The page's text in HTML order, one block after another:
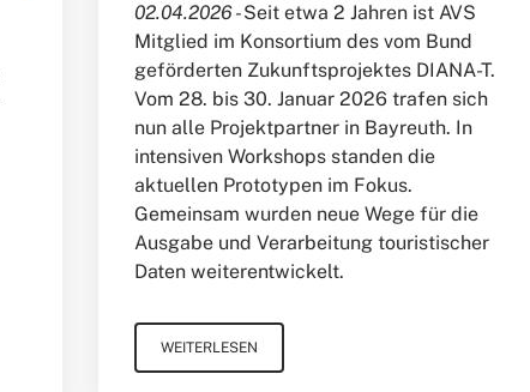
02.04.2026 -Seit etwa 2 Jahren ist AVS
Mitglied im Konsortium des vom Bund
geförderten Zukunftsprojektes DIANA-T.
Vom 28. bis 30. Januar 2026 trafen sich
nun alle Projektpartner in Bayreuth. In
intensiven Workshops standen die
aktuellen Prototypen im Fokus.
Gemeinsam wurden neue Wege für die
Ausgabe und Verarbeitung touristischer
Daten weiterentwickelt.
WEITERLESEN